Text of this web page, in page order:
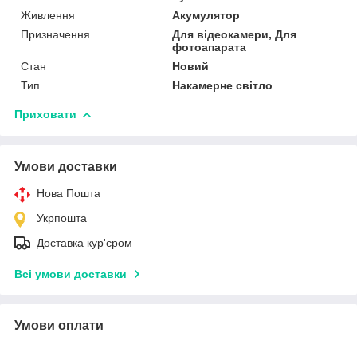
Живлення
Акумулятор
Призначення
Для відеокамери, Для
фотоапарата
Стан
Новий
Тип
Накамерне світло
Приховати
Умови доставки
Нова Пошта
Укрпошта
Доставка кур'єром
Всі умови доставки
Умови оплати